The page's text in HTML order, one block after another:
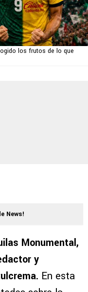
los frutos de lo que
News!
Monumental,
y
En esta